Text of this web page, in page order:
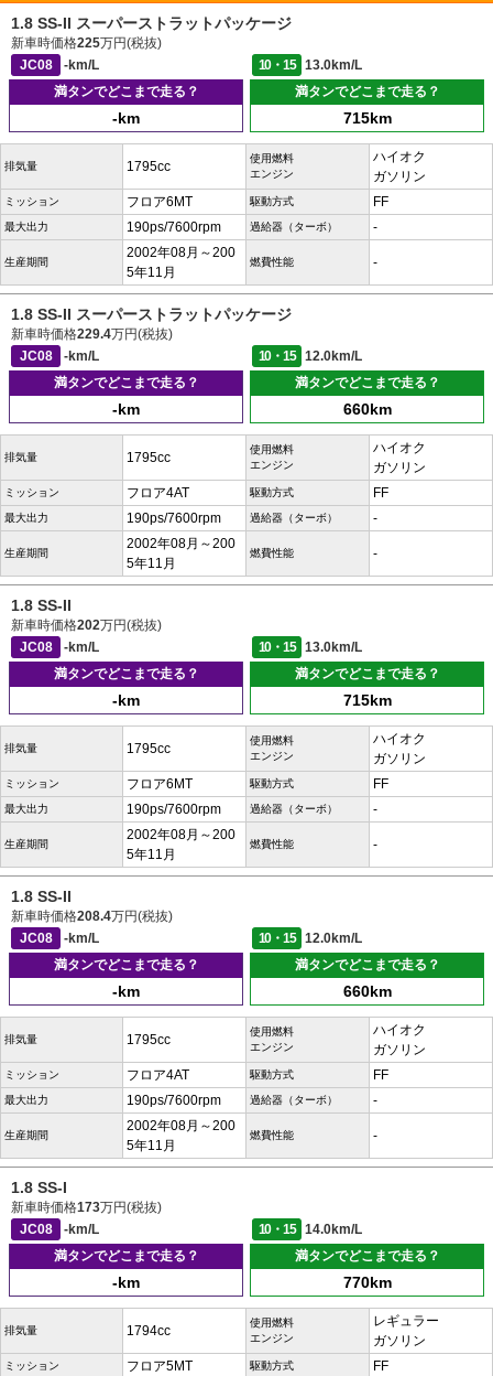
1.8 SS-II スーパーストラットパッケージ
新車時価格225万円(税抜)
JC08
-km/L 10・15
13.0km/L
満タンでどこまで走る？
-km
満タンでどこまで走る？
715km
排気量 1795cc
使用燃料
エンジン
ハイオク
ガソリン
ミッション フロア6MT 駆動方式 FF
最大出力 190ps/7600rpm 過給器（ターボ） -
生産期間
2002年08月～200
5年11月
燃費性能 -
1.8 SS-II スーパーストラットパッケージ
新車時価格229.4万円(税抜)
JC08
-km/L 10・15
12.0km/L
満タンでどこまで走る？
-km
満タンでどこまで走る？
660km
排気量 1795cc
使用燃料
エンジン
ハイオク
ガソリン
ミッション フロア4AT 駆動方式 FF
最大出力 190ps/7600rpm 過給器（ターボ） -
生産期間
2002年08月～200
5年11月
燃費性能 -
1.8 SS-II
新車時価格202万円(税抜)
JC08
-km/L 10・15
13.0km/L
満タンでどこまで走る？
-km
満タンでどこまで走る？
715km
排気量 1795cc
使用燃料
エンジン
ハイオク
ガソリン
ミッション フロア6MT 駆動方式 FF
最大出力 190ps/7600rpm 過給器（ターボ） -
生産期間
2002年08月～200
5年11月
燃費性能 -
1.8 SS-II
新車時価格208.4万円(税抜)
JC08
-km/L 10・15
12.0km/L
満タンでどこまで走る？
-km
満タンでどこまで走る？
660km
排気量 1795cc
使用燃料
エンジン
ハイオク
ガソリン
ミッション フロア4AT 駆動方式 FF
最大出力 190ps/7600rpm 過給器（ターボ） -
生産期間
2002年08月～200
5年11月
燃費性能 -
1.8 SS-I
新車時価格173万円(税抜)
JC08
-km/L 10・15
14.0km/L
満タンでどこまで走る？
-km
満タンでどこまで走る？
770km
排気量 1794cc
使用燃料
エンジン
レギュラー
ガソリン
ミッション フロア5MT 駆動方式 FF